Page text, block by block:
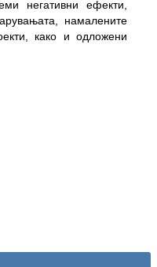
негативни ефекти,
намалените
како и одложени